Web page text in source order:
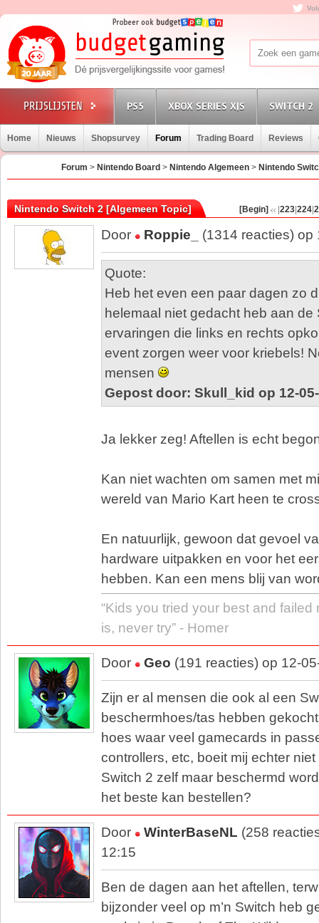
PS5 XBOX SERIES X|S SWITCH 2
Home Nieuws Shopsurvey Forum Trading Board Reviews
Forum > Nintendo Board > Nintendo Algemeen > Nintendo
Nintendo Switch 2 [Algemeen Topic] [Begin] 223 224
Door Roppie_ (1314 reacties) op
Quote:
Heb het even een paar dagen zo
helemaal niet gedacht heb aan de
ervaringen die links en rechts
event zorgen weer voor kriebels!
mensen
Gepost door: Skull_kid op 12-
Ja lekker zeg! Aftellen is echt
Kan niet wachten om samen met
wereld van Mario Kart heen te
En natuurlijk, gewoon dat gevoel
hardware uitpakken en voor het
hebben. Kan een mens blij van
“Kids you tried your best and
is, never try” - Homer
Door Geo (191 reacties) op 12-
Zijn er al mensen die ook al een
beschermhoes/tas hebben
hoes waar veel gamecards in
controllers, etc, boeit mij echter
Switch 2 zelf maar beschermd
het beste kan bestellen?
Door WinterBaseNL (258
12:15
Ben de dagen aan het aftellen,
bijzonder veel op m’n Switch heb